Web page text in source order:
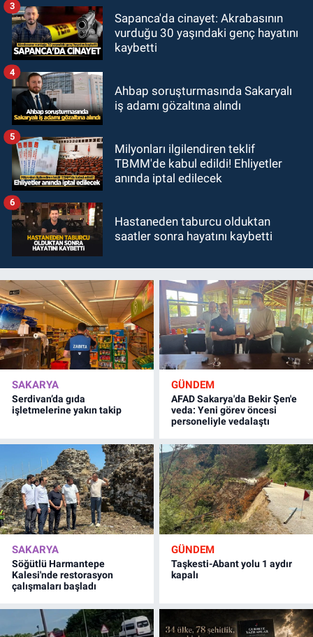
Sapanca'da cinayet: Akrabasının
vurduğu 30 yaşındaki genç hayatını
kaybetti
3
Ahbap soruşturmasında Sakaryalı
iş adamı gözaltına alındı
4
Milyonları ilgilendiren teklif
TBMM'de kabul edildi! Ehliyetler
anında iptal edilecek
5
Hastaneden taburcu olduktan
saatler sonra hayatını kaybetti
6
SAKARYA
Serdivan’da gıda
işletmelerine yakın takip
GÜNDEM
AFAD Sakarya'da Bekir Şen'e
veda: Yeni görev öncesi
personeliyle vedalaştı
SAKARYA
Söğütlü Harmantepe
Kalesi'nde restorasyon
çalışmaları başladı
GÜNDEM
Taşkesti-Abant yolu 1 aydır
kapalı